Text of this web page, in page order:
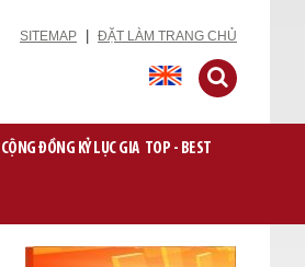
SITEMAP ĐẶT LÀM TRANG CHỦ
CỘNG ĐỒNG KỶ LỤC GIA TOP - BEST